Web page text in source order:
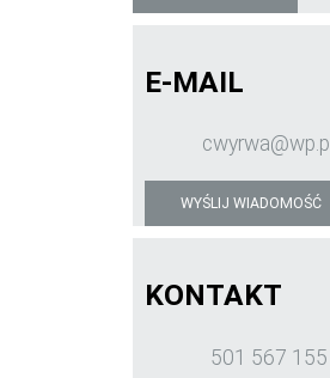
E-MAIL
cwyrwa@wp.pl
WYŚLIJ WIADOMOŚĆ
KONTAKT
501 567 155